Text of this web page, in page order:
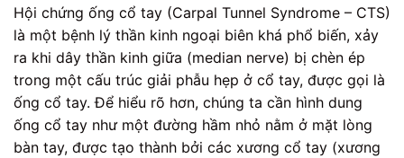
Hội chứng ống cổ tay (Carpal Tunnel Syndrome – CTS)
là một bệnh lý thần kinh ngoại biên khá phổ biến, xảy
ra khi dây thần kinh giữa (median nerve) bị chèn ép
trong một cấu trúc giải phẫu hẹp ở cổ tay, được gọi là
ống cổ tay. Để hiểu rõ hơn, chúng ta cần hình dung
ống cổ tay như một đường hầm nhỏ nằm ở mặt lòng
bàn tay, được tạo thành bởi các xương cổ tay (xương